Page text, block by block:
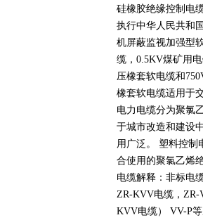
硅橡胶绝缘控制电
执行中华人民共和
机屏蔽监视加强型
缆， 0.5KV煤矿用
压橡套软电缆和
橡套软电缆适用于
电力电缆分为聚氯
于城市改造和建设
用广泛。 塑料控制
合使用的聚氯乙烯
电缆解释：非标电
ZR-KVV电缆， ZR-
KVV电缆） VV-P